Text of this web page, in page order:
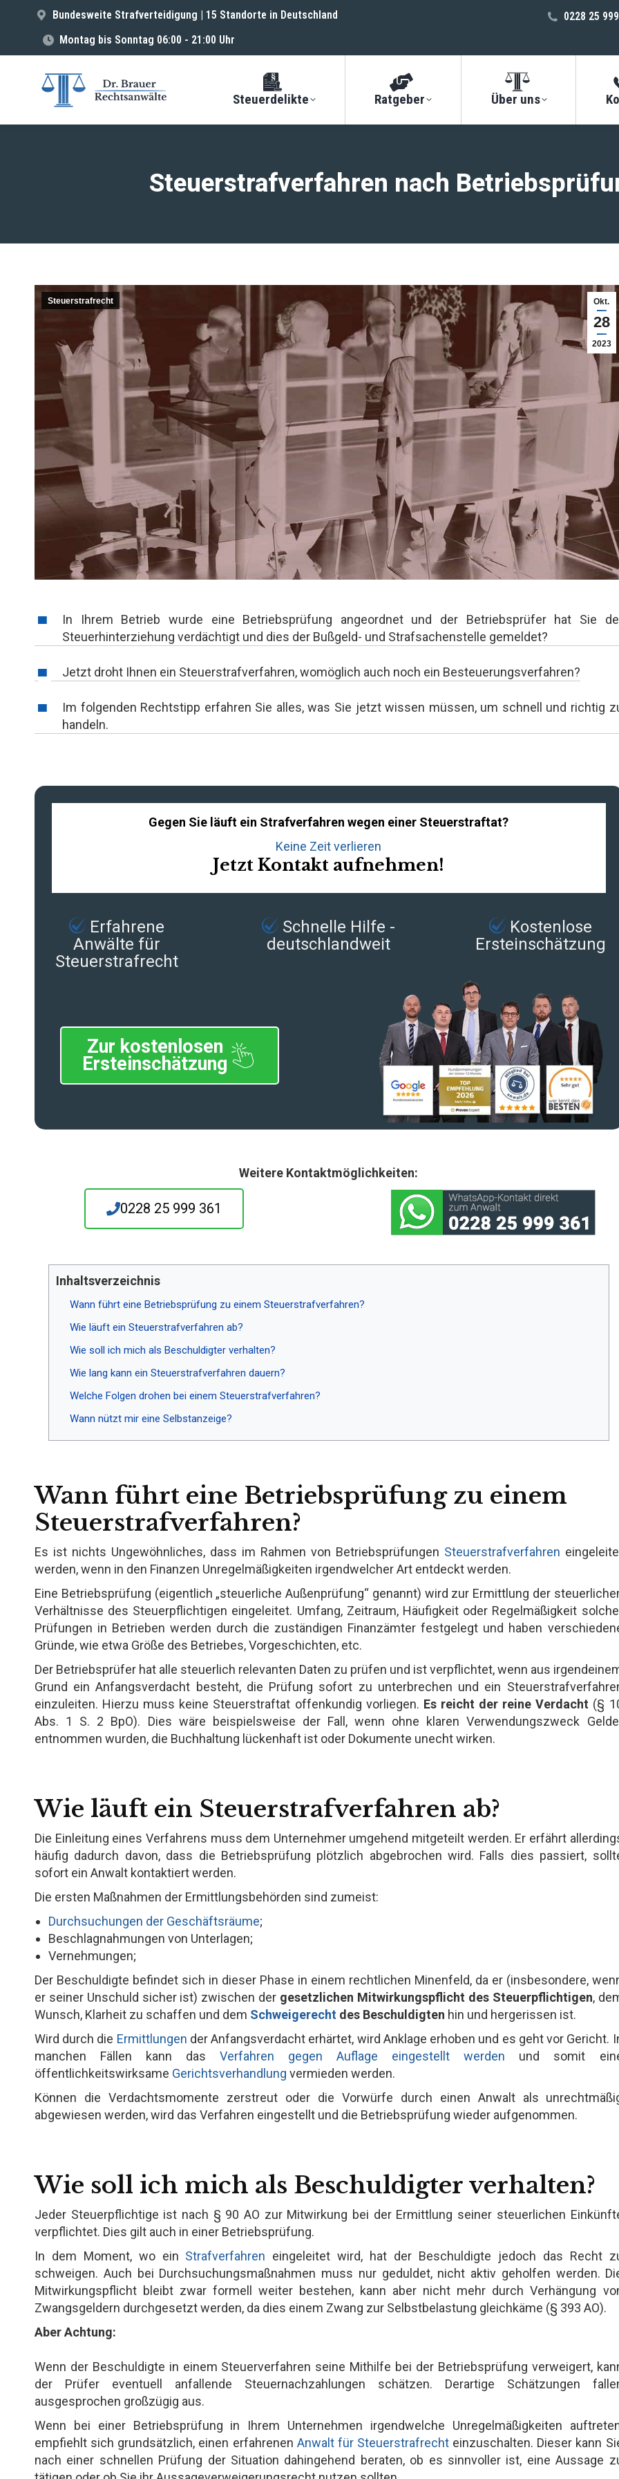
Bundesweite Strafverteidigung | 15 Standorte in Deutschland
Montag bis Sonntag 06:00 - 21:00 Uhr
0228 25
Steuerdelikte Ratgeber Über uns
Steuerstrafverfahren nach
Okt.
28
2023
Steuerstrafrecht
In Ihrem Betrieb wurde eine Betriebsprüfung angeordnet und der Betriebsprüfer hat Sie
Steuerhinterziehung verdächtigt und dies der Bußgeld- und Strafsachenstelle gemeldet?
Jetzt droht Ihnen ein Steuerstrafverfahren, womöglich auch noch ein Besteuerungsverfahren?
Im folgenden Rechtstipp erfahren Sie alles, was Sie jetzt wissen müssen, um schnell und richtig
handeln.
Gegen Sie läuft ein Strafverfahren wegen einer Steuerstraftat?
Keine Zeit verlieren
Jetzt Kontakt aufnehmen!
Erfahrene
Anwälte für
Steuerstrafrecht
Schnelle Hilfe -
deutschlandweit
Kostenlose
Ersteinschätzung
Zur kostenlosen
Ersteinschätzung
Weitere Kontaktmöglichkeiten:
0228 25 999 361
Inhaltsverzeichnis
Wann führt eine Betriebsprüfung zu einem Steuerstrafverfahren?
Wie läuft ein Steuerstrafverfahren ab?
Wie soll ich mich als Beschuldigter verhalten?
Wie lang kann ein Steuerstrafverfahren dauern?
Welche Folgen drohen bei einem Steuerstrafverfahren?
Wann nützt mir eine Selbstanzeige?
Wann führt eine Betriebsprüfung zu einem
Steuerstrafverfahren?
Es ist nichts Ungewöhnliches, dass im Rahmen von Betriebsprüfungen Steuerstrafverfahren
werden, wenn in den Finanzen Unregelmäßigkeiten irgendwelcher Art entdeckt werden.
Eine Betriebsprüfung (eigentlich „steuerliche Außenprüfung“ genannt) wird zur Ermittlung der
Verhältnisse des Steuerpflichtigen eingeleitet. Umfang, Zeitraum, Häufigkeit oder Regelmäßigkeit
Prüfungen in Betrieben werden durch die zuständigen Finanzämter festgelegt und haben
Gründe, wie etwa Größe des Betriebes, Vorgeschichten, etc.
Der Betriebsprüfer hat alle steuerlich relevanten Daten zu prüfen und ist verpflichtet, wenn aus
Grund ein Anfangsverdacht besteht, die Prüfung sofort zu unterbrechen und ein
einzuleiten. Hierzu muss keine Steuerstraftat offenkundig vorliegen. Es reicht der reine Verdacht (§
Abs. 1 S. 2 BpO). Dies wäre beispielsweise der Fall, wenn ohne klaren Verwendungszweck
entnommen wurden, die Buchhaltung lückenhaft ist oder Dokumente unecht wirken.
Wie läuft ein Steuerstrafverfahren ab?
Die Einleitung eines Verfahrens muss dem Unternehmer umgehend mitgeteilt werden. Er erfährt
häufig dadurch davon, dass die Betriebsprüfung plötzlich abgebrochen wird. Falls dies passiert,
sofort ein Anwalt kontaktiert werden.
Die ersten Maßnahmen der Ermittlungsbehörden sind zumeist:
Durchsuchungen der Geschäftsräume;
Beschlagnahmungen von Unterlagen;
Vernehmungen;
Der Beschuldigte befindet sich in dieser Phase in einem rechtlichen Minenfeld, da er (insbesondere,
er seiner Unschuld sicher ist) zwischen der gesetzlichen Mitwirkungspflicht des Steuerpflichtigen,
Wunsch, Klarheit zu schaffen und dem Schweigerecht des Beschuldigten hin und hergerissen ist.
Wird durch die Ermittlungen der Anfangsverdacht erhärtet, wird Anklage erhoben und es geht vor Gericht.
manchen Fällen kann dasVerfahren gegen Auflage eingestellt werden und somit
öffentlichkeitswirksame Gerichtsverhandlung vermieden werden.
Können die Verdachtsmomente zerstreut oder die Vorwürfe durch einen Anwalt als
abgewiesen werden, wird das Verfahren eingestellt und die Betriebsprüfung wieder aufgenommen.
Wie soll ich mich als Beschuldigter verhalten?
Jeder Steuerpflichtige ist nach § 90 AO zur Mitwirkung bei der Ermittlung seiner steuerlichen
verpflichtet. Dies gilt auch in einer Betriebsprüfung.
In dem Moment, wo ein Strafverfahren eingeleitet wird, hat der Beschuldigte jedoch das Recht
schweigen. Auch bei Durchsuchungsmaßnahmen muss nur geduldet, nicht aktiv geholfen werden.
Mitwirkungspflicht bleibt zwar formell weiter bestehen, kann aber nicht mehr durch Verhängung
Zwangsgeldern durchgesetzt werden, da dies einem Zwang zur Selbstbelastung gleichkäme (§ 393 AO).
Aber Achtung:
Wenn der Beschuldigte in einem Steuerverfahren seine Mithilfe bei der Betriebsprüfung verweigert,
der Prüfer eventuell anfallende Steuernachzahlungen schätzen. Derartige Schätzungen
ausgesprochen großzügig aus.
Wenn bei einer Betriebsprüfung in Ihrem Unternehmen irgendwelche Unregelmäßigkeiten
empfiehlt sich grundsätzlich, einen erfahrenen Anwalt für Steuerstrafrechteinzuschalten. Dieser kann
nach einer schnellen Prüfung der Situation dahingehend beraten, ob es sinnvoller ist, eine Aussage